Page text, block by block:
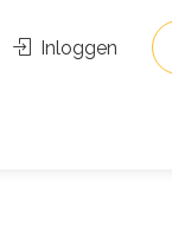
Inloggen